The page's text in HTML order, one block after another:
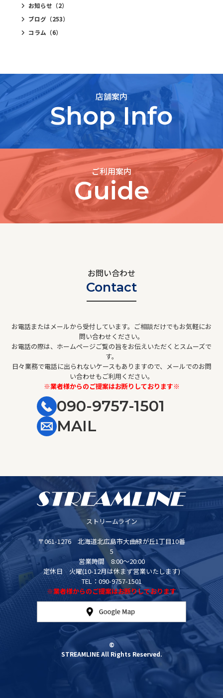
お知らせ （2）
ブログ（253）
コラム （6）
店舗案内
Shop Info
ご利用案内
Guide
お問い合わせ
Contact
お電話またはメールから受付しています。ご相談だけでもお気軽にお
問い合わせください。
お電話の際は、ホームページご覧の旨をお伝えいただくとスムーズで
す。
日々業務で電話に出られないケースもありますので、メールでのお問
い合わせもご利用ください。
※業者様からのご提案はお断りしております※
090-9757-1501
MAIL
ストリームライン
〒061-1276 北海道北広島市大曲緑が丘1丁目10番
5
営業時間 8:00～20:00
定休日 火曜(10-12月は休まず営業いたします)
TEL：090-9757-1501
※業者様からのご提案はお断りしております
©
STREAMLINE All Rights Reserved.